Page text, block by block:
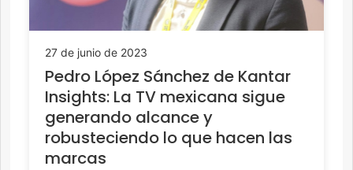
27 de junio de 2023
Pedro López Sánchez de Kantar
Insights: La TV mexicana sigue
generando alcance y
robusteciendo lo que hacen las
marcas